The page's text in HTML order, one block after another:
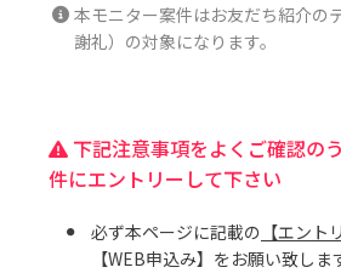
本モニター案件はお友だち紹介の
謝礼）の対象になります。
下記注意事項をよくご確認の
件にエントリーして下さい
必ず本ページに記載の 【エント
【WEB申込み】をお願い致しま